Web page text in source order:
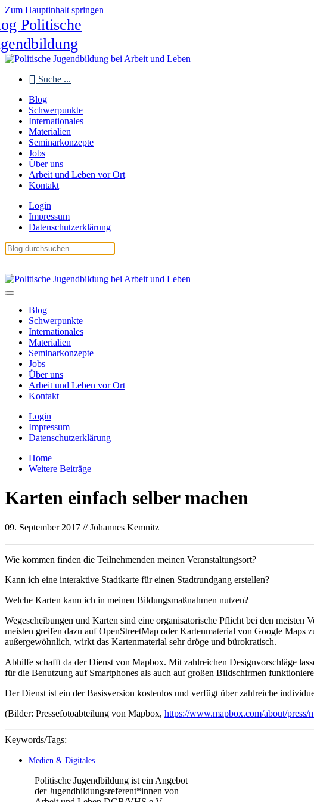
Zum Hauptinhalt springen
Politische
Suche ...
Blog
Schwerpunkte
Internationales
Materialien
Seminarkonzepte
Jobs
Über uns
Arbeit und Leben vor Ort
Kontakt
Login
Impressum
Datenschutzerklärung
Blog
Schwerpunkte
Internationales
Materialien
Seminarkonzepte
Jobs
Über uns
Arbeit und Leben vor Ort
Kontakt
Login
Impressum
Datenschutzerklärung
Home
Weitere Beiträge
Karten einfach selber machen
09. September 2017 // Johannes Kemnitz
Wie kommen finden die Teilnehmenden meinen Veranstaltungsort?
Kann ich eine interaktive Stadtkarte für einen Stadtrundgang erstellen?
Welche Karten kann ich in meinen Bildungsmaßnahmen nutzen?
Wegescheibungen und Karten sind eine organisatorische Pflicht bei den
meisten greifen dazu auf OpenStreetMap oder Kartenmaterial von Google
außergewöhnlich, wirkt das Kartenmaterial sehr dröge und bürokratisch.
Abhilfe schafft da der Dienst von Mapbox. Mit zahlreichen Designvorschläge
für die Benutzung auf Smartphones als auch auf großen Bildschirmen
Der Dienst ist ein der Basisversion kostenlos und verfügt über zahlreiche
(Bilder: Pressefotoabteilung von Mapbox, https://www.mapbox.com/about/press/
Keywords/Tags:
Medien & Digitales
Politische Jugendbildung ist ein Angebot
der Jugendbildungsreferent*innen von